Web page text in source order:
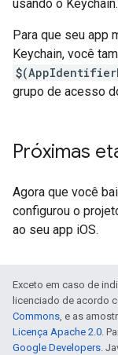
usando o Keychain.
Para que seu app
Keychain, você
grupo de acesso
Próximas
Agora que você
configurou o
ao seu app iOS.
Exceto em caso de
licenciado de acordo
Commons, e as
Licença Apache 2.0.
Google Developers.